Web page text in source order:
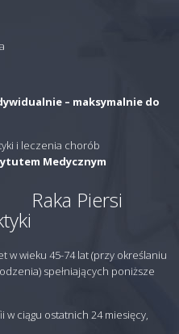
– maksymalnie do
i leczenia chorób
Medycznym
Raka Piersi
w wieku 45-74 lat (przy określaniu
spełniających poniższe
w ciągu ostatnich 24 miesięcy,